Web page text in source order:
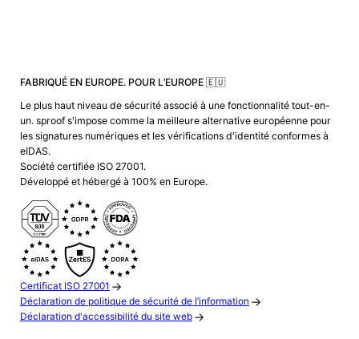
FABRIQUÉ EN EUROPE. POUR L’EUROPE 🇪🇺
Le plus haut niveau de sécurité associé à une fonctionnalité tout-en-
un. sproof s'impose comme la meilleure alternative européenne pour
les signatures numériques et les vérifications d'identité conformes à
eIDAS.
Société certifiée ISO 27001.
Développé et hébergé à 100% en Europe.
Certificat ISO 27001
Déclaration de politique de sécurité de l’information
Déclaration d'accessibilité du site web